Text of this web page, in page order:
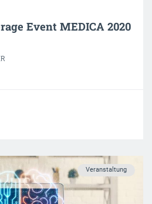
Event MEDICA 2020
Veranstaltung